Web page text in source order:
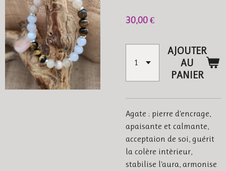
30,00 €
AJOUTER
AU
PANIER
Agate : pierre d'encrage,
apaisante et calmante,
acceptaion de soi, guérit
la colère intèrieur,
stabilise l'aura, armonise